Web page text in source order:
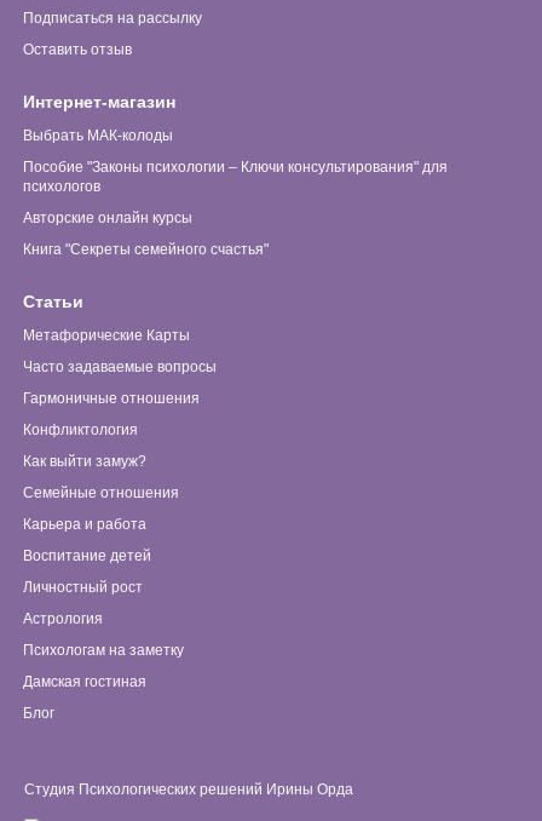
Подписаться на рассылку
Оставить отзыв
Интернет-магазин
Выбрать МАК-колоды
Пособие "Законы психологии – Ключи консультирования" для
психологов
Авторские онлайн курсы
Книга "Секреты семейного счастья"
Статьи
Метафорические Карты
Часто задаваемые вопросы
Гармоничные отношения
Конфликтология
Как выйти замуж?
Семейные отношения
Карьера и работа
Воспитание детей
Личностный рост
Астрология
Психологам на заметку
Дамская гостиная
Блог
Студия Психологических решений Ирины Орда